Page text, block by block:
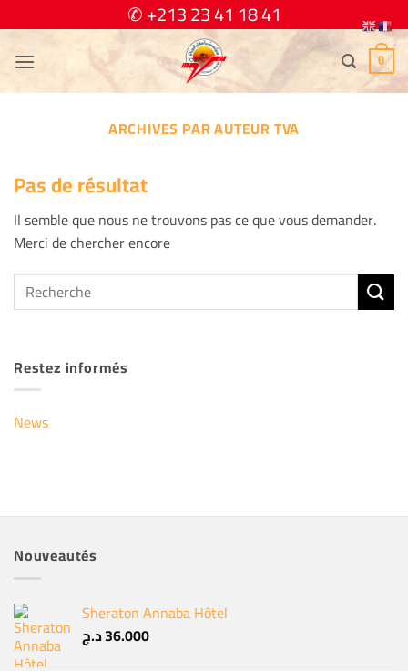
au
contenu
✆ +213 23 41 18 41
0
ARCHIVES PAR AUTEURTVA
Pas de résultat
Il semble que nous ne trouvons pas ce que vous demander.
Merci de chercher encore
Restez informés
News
Nouveautés
Sheraton Annaba Hôtel
36.000د.ج